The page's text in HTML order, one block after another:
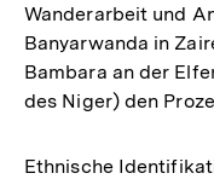
Wanderarbeit und
Banyarwanda in
Bambara an der
des Niger) den
Ethnische